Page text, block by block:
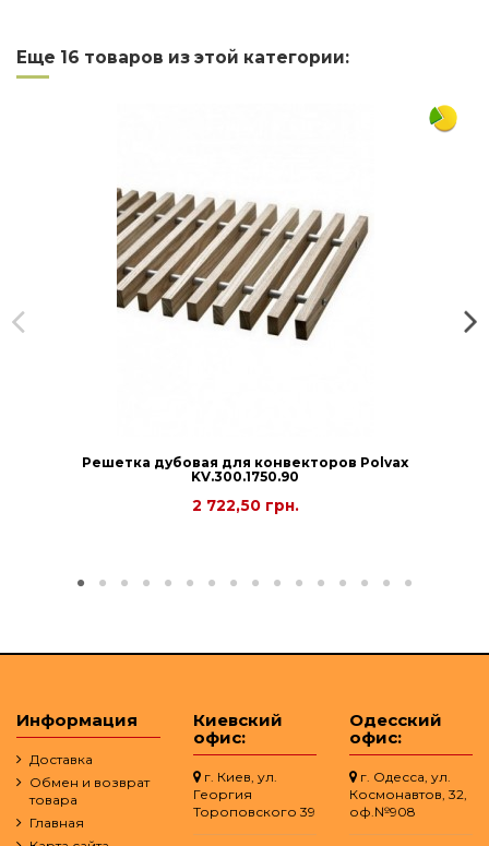
Ширина
380
Еще 16 товаров из этой категории:
Решетка дубовая для конвекторов Polvax
KV.300.1750.90
2 722,50 грн.
Информация
Доставка
Обмен и возврат
товара
Главная
Киевский
офис:
г. Киев, ул.
Георгия
Тороповского 39
Одесский
офис:
г. Одесса, ул.
Космонавтов, 32,
оф.№908